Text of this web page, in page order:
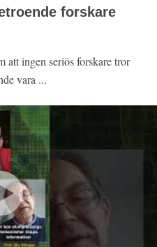
forskare
att ingen seriös forskare tror
vara ...